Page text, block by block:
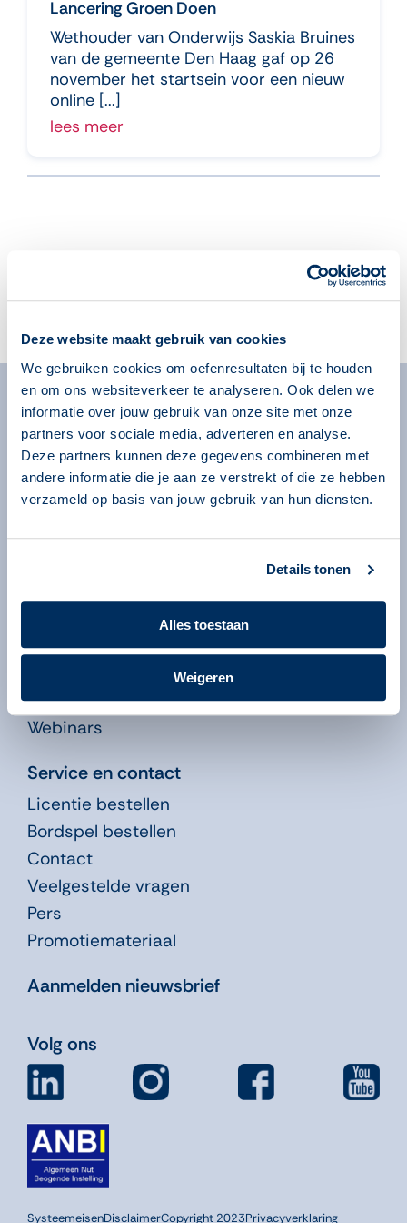
Deze website maakt gebruik van cookies
We gebruiken cookies om oefenresultaten bij te houden
en om ons websiteverkeer te analyseren. Ook delen we
informatie over jouw gebruik van onze site met onze
partners voor sociale media, adverteren en analyse.
Deze partners kunnen deze gegevens combineren met
andere informatie die je aan ze verstrekt of die ze hebben
verzameld op basis van jouw gebruik van hun diensten.
Details tonen
Alles toestaan
Weigeren
Lancering Groen Doen
Wethouder van Onderwijs Saskia Bruines
van de gemeente Den Haag gaf op 26
november het startsein voor een nieuw
online [...]
lees meer
Aanmelden voor de nieuwsbrief
Algemeen
Over ons
Over onze programma’s
Begeleiders
Volgsysteem
Beheeromgeving
Leren in de Educatie
Publicaties
Webinars
Service en contact
Licentie bestellen
Bordspel bestellen
Contact
Veelgestelde vragen
Pers
Promotiemateriaal
Aanmelden nieuwsbrief
Volg ons
SysteemeisenDisclaimerCopyright 2023Privacyverklaring